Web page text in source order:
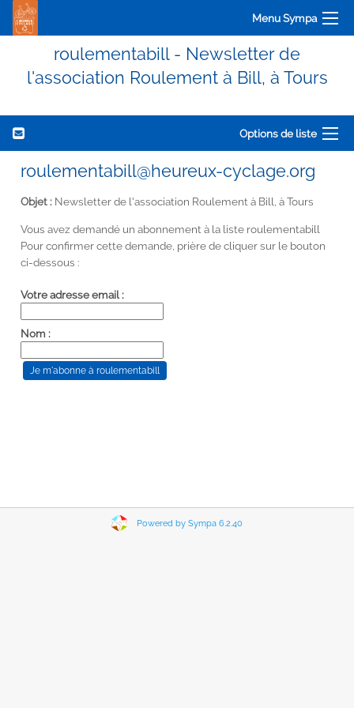
Menu Sympa
roulementabill - Newsletter de
l'association Roulement à Bill, à Tours
Options de liste
roulementabill@heureux-cyclage.org
Objet : Newsletter de l'association Roulement à Bill, à Tours
Vous avez demandé un abonnement à la liste roulementabill
Pour confirmer cette demande, prière de cliquer sur le bouton
ci-dessous :
Votre adresse email :
Nom :
Powered by Sympa 6.2.40